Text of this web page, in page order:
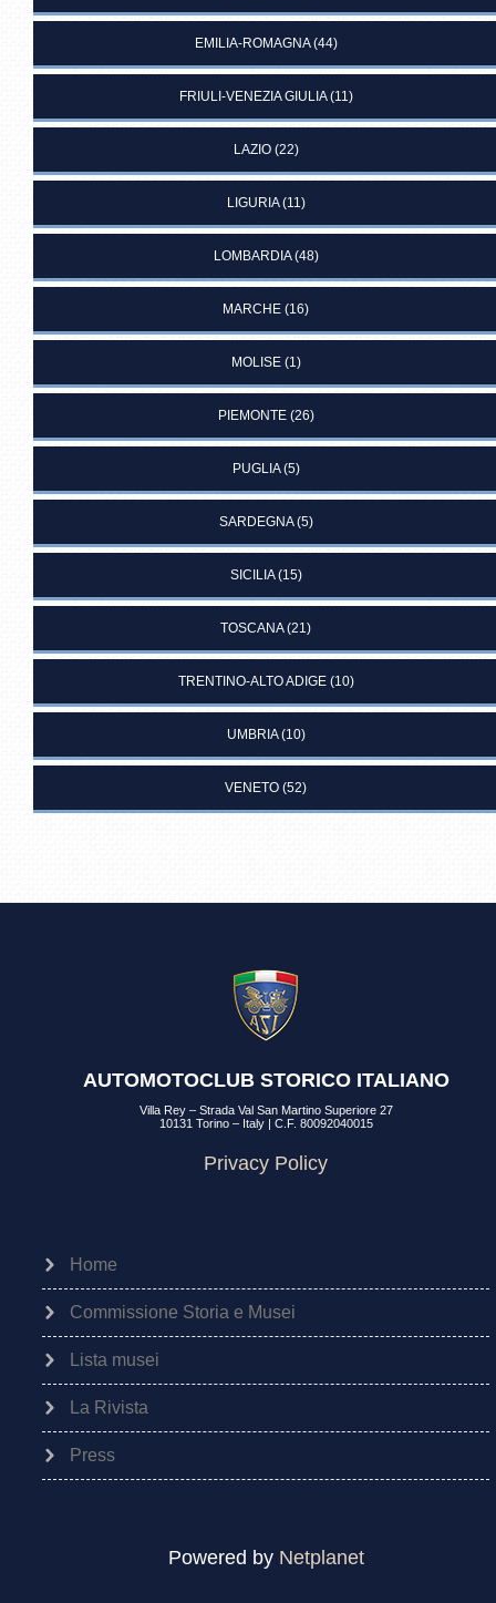
EMILIA-ROMAGNA(44)
FRIULI-VENEZIA GIULIA(11)
LAZIO(22)
LIGURIA(11)
LOMBARDIA(48)
MARCHE (16)
MOLISE(1)
PIEMONTE(26)
PUGLIA(5)
SARDEGNA(5)
SICILIA(15)
TOSCANA(21)
TRENTINO-ALTO ADIGE(10)
UMBRIA(10)
VENETO (52)
AUTOMOTOCLUB STORICO ITALIANO
Villa Rey – Strada Val San Martino Superiore 27
10131 Torino – Italy | C.F. 80092040015
Privacy Policy
Home
Commissione Storia e Musei
Lista musei
La Rivista
Press
Powered by Netplanet